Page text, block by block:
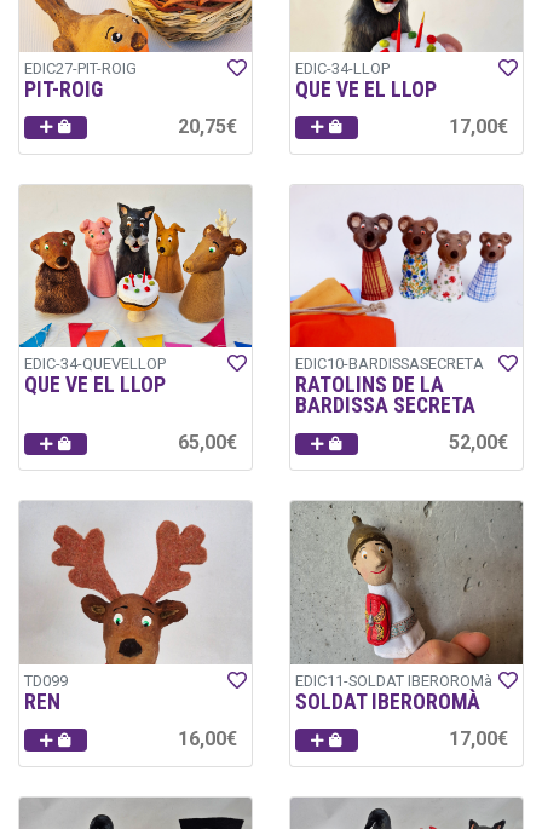
EDIC27-PIT-ROIG
PIT-ROIG
20,75€
EDIC-34-LLOP
QUE VE EL LLOP
17,00€
EDIC-34-QUEVELLOP
QUE VE EL LLOP
65,00€
EDIC10-BARDISSASECRETA
RATOLINS DE LA
BARDISSA SECRETA
52,00€
TD099
REN
16,00€
EDIC11-SOLDAT IBEROROMà
SOLDAT IBEROROMÀ
17,00€